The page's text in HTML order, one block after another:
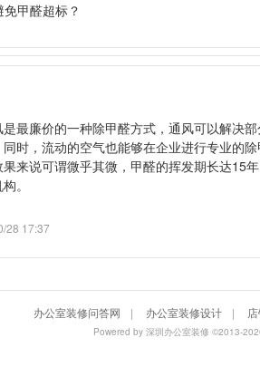
甲醛超标？
最廉价的一种除甲醛方式，通风可以解决
时，流动的空气也能够在企业进行专业的
来说可谓微乎其微，甲醛的挥发期长达15
。
28 17:37
办公室装修问答网 | 办公室装修设计 |
Powered by 深圳办公室装修 ©2013-